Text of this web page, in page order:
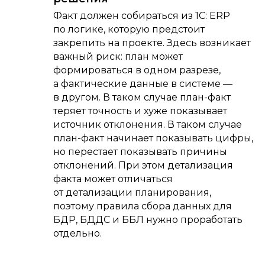
Факт должен собираться из 1С: ERP
по логике, которую предстоит
закрепить на проекте. Здесь возникает
важный риск: план может
формироваться в одном разрезе,
а фактические данные в системе —
в другом. В таком случае план-факт
теряет точность и хуже показывает
источник отклонения. В таком случае
план-факт начинает показывать цифры,
но перестает показывать причины
отклонений. При этом детализация
факта может отличаться
от детализации планирования,
поэтому правила сбора данных для
БДР, БДДС и ББЛ нужно проработать
отдельно.